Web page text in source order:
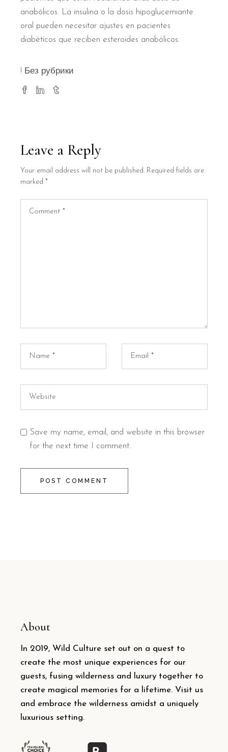
anabólicos. La insulina o la dosis hipoglucemiante
oral pueden necesitar ajustes en pacientes
diabéticos que reciben esteroides anabólicos.
! Без рубрики
Leave a Reply
Your email address will not be published. Required fields are
marked*
Save my name, email, and website in this browser
for the next time I comment.
POST COMMENT
About
In 2019, Wild Culture set out on a quest to
create the most unique experiences for our
guests, fusing wilderness and luxury together to
create magical memories for a lifetime. Visit us
and embrace the wilderness amidst a uniquely
luxurious setting.